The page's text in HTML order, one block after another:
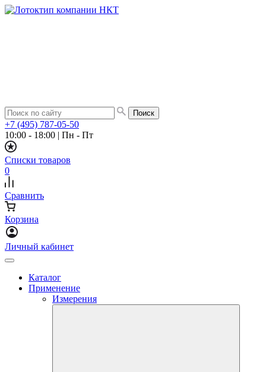
+7 (495) 787-05-50
10:00 - 18:00 | Пн - Пт
Списки товаров
0
Сравнить
Корзина
Личный кабинет
Каталог
Применение
Измерения